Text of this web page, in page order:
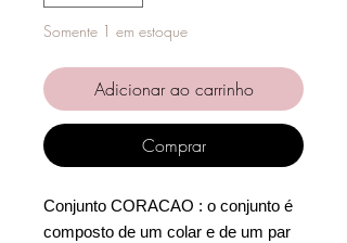
Somente 1 em estoque
Adicionar ao carrinho
Comprar
Conjunto CORACAO : o conjunto é
composto de um colar e de um par